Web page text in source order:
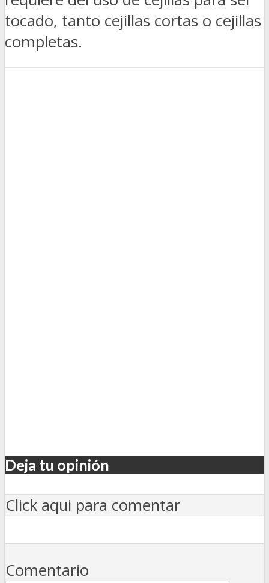
tocado, tanto cejillas cortas o cejillas
completas.
Deja tu opinión
Click aqui para comentar
Comentario